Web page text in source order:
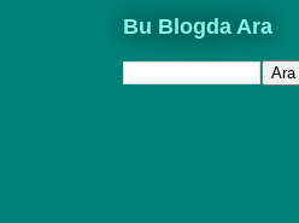
Bu Blogda Ara